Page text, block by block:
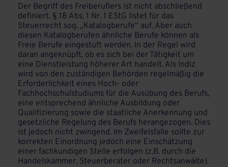
Der Begriff des Freiberuflers ist nicht abschließend
definiert. § 18 Abs. 1 Nr. 1 EStG listet für das
Steuerrecht sog. „Katalogberufe“ auf. Aber auch
diesen Katalogberufen ähnliche Berufe können als
Freie Berufe eingestuft werden. In der Regel wird
daran angeknüpft, ob es sich bei der Tätigkeit um
eine Dienstleistung höherer Art handelt. Als Indiz
wird von den zuständigen Behörden regelmäßig die
Erforderlichkeit eines Hoch- oder
Fachhochschulstudiums für die Ausübung des Berufs,
eine entsprechend ähnliche Ausbildung oder
Qualifizierung sowie die staatliche Anerkennung und
gesetzliche Regelung des Berufs herangezogen. Dies
ist jedoch nicht zwingend. Im Zweifelsfalle sollte zur
korrekten Einordnung jedoch eine Einschätzung
einer fachkundigen Stelle erfolgen (z.B. durch die
Handelskammer, Steuerberater oder Rechtsanwälte).